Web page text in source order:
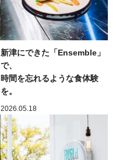
新津にできた「Ensemble」
で、
時間を忘れるような食体験
を。
2026.05.18